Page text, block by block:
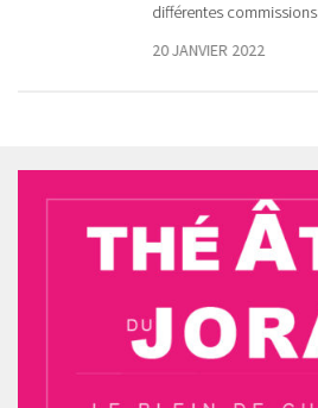
différentes commissions
20 JANVIER 2022